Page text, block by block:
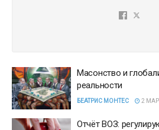
Масонство и
реальности
БЕАТРИС МОНТЕС 2
Отчёт ВОЗ: